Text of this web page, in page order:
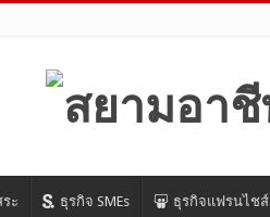
ะ ธุรกิจ SMEs ธุรกิจแฟรนไชส์